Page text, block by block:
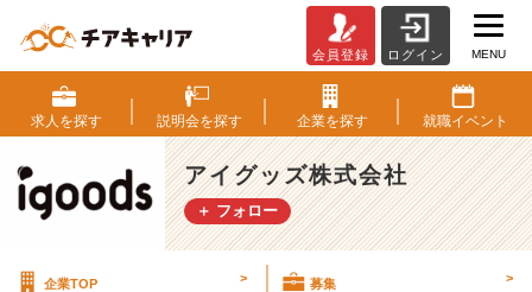
イ
グ
ッ
ズ
式
会員登録 ログイン MENU
求人を探す 説明会を探す 企業を探す 就職イベント
アイグッズ株式会社
＋ フォロー
企業TOP > 募集 >